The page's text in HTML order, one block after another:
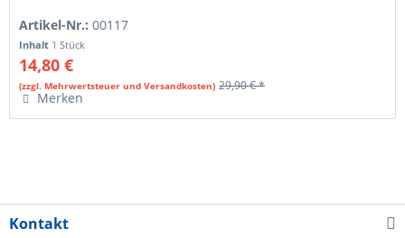
Artikel-Nr.:00117
Inhalt 1 Stück
14,80 €
(zzgl. Mehrwertsteuer und Versandkosten) 29,90 € *
Merken
Kontakt